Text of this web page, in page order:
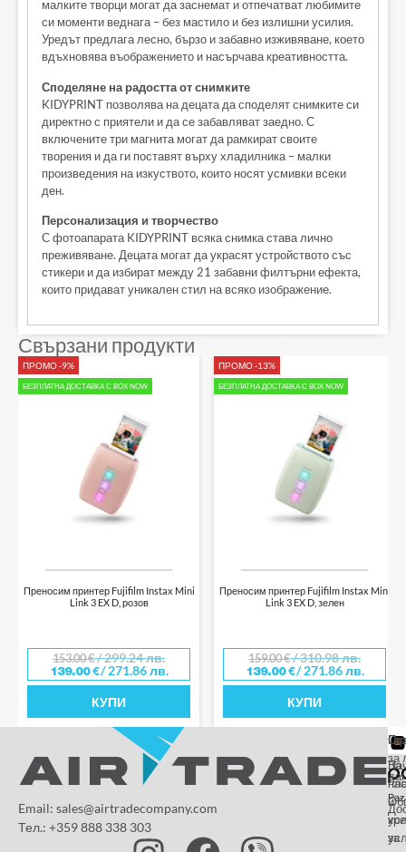
малките творци могат да заснемат и отпечатват любимите
си моменти веднага – без мастило и без излишни усилия.
Уредът предлага лесно, бързо и забавно изживяване, което
вдъхновява въображението и насърчава креативността.
Споделяне на радостта от снимките
KIDYPRINT позволява на децата да споделят снимките си
директно с приятели и да се забавляват заедно. С
включените три магнита могат да рамкират своите
творения и да ги поставят върху хладилника – малки
произведения на изкуството, които носят усмивки всеки
ден.
Персонализация и творчество
С фотоапарата KIDYPRINT всяка снимка става лично
преживяване. Децата могат да украсят устройството със
стикери и да избират между 21 забавни филтърни ефекта,
които придават уникален стил на всяко изображение.
Свързани продукти
ПРОМО -9%
БЕЗПЛАТНА ДОСТАВКА С BOX NOW
Преносим принтер Fujifilm Instax Mini
Link 3 EX D, розов
153.00€/ 299.24 лв.
139.00€/ 271.86 лв.
КУПИ
ПРОМО -13%
БЕЗПЛАТНА ДОСТАВКА С BOX NOW
Преносим принтер Fujifilm Instax Mini
Link 3 EX D, зелен
159.00€/ 310.98 лв.
139.00€/ 271.86 лв.
КУПИ
Email: sales@airtradecompany.com
Тел.: +359 888 338 303
За
нас
и
за
за